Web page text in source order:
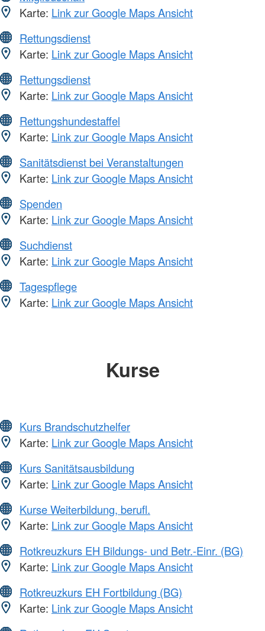
Karte: Link zur Google Maps Ansicht
Rettungsdienst
Karte: Link zur Google Maps Ansicht
Rettungsdienst
Karte: Link zur Google Maps Ansicht
Rettungshundestaffel
Karte: Link zur Google Maps Ansicht
Sanitätsdienst bei Veranstaltungen
Karte: Link zur Google Maps Ansicht
Spenden
Karte: Link zur Google Maps Ansicht
Suchdienst
Karte: Link zur Google Maps Ansicht
Tagespflege
Karte: Link zur Google Maps Ansicht
Kurse
Kurs Brandschutzhelfer
Karte: Link zur Google Maps Ansicht
Kurs Sanitätsausbildung
Karte: Link zur Google Maps Ansicht
Kurse Weiterbildung, berufl.
Karte: Link zur Google Maps Ansicht
Rotkreuzkurs EH Bildungs- und Betr.-Einr. (BG)
Karte: Link zur Google Maps Ansicht
Rotkreuzkurs EH Fortbildung (BG)
Karte: Link zur Google Maps Ansicht